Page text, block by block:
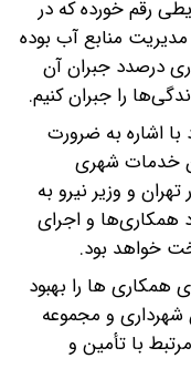
رقم خورده که در
منابع آب بوده
درصدد جبران آن
را جبران کنیم.
اشاره به ضرورت
خدمات شهری
و وزیر نیرو به
همکاری‌ها و اجرای
خواهد بود.
همکاری ها را بهبود
و مجموعه
با تأمین و